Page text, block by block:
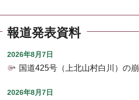
報道発表資料
2026年8月7日
国道425号（上北山村白川）の
2026年8月7日